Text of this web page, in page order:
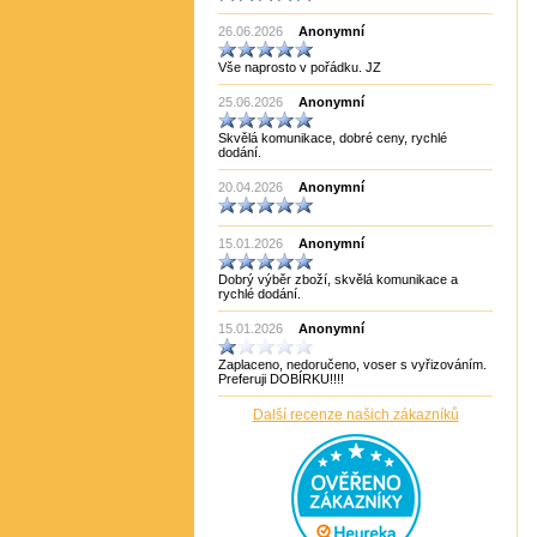
Made in India CHOPRA
Made in Taiwan
Manopoulos
MF3
mf8
MoYu
Německo
Německo Bartl
Německo HCM
New Pelikan
Old Pelikan
Out of the blue
Philos
Piatnik
Puzzle Master Kanada
QiYi
RADEMIC
Recent Toys
Robetoy
Robetoy,Bartl
Rubiks
Rumunsko
ShengShou)
Sonic Games
Speedstack USA
26.06.2026 Anonymní
Vše naprosto v pořádku. JZ
25.06.2026 Anonymní
Skvělá komunikace, dobré ceny, rychlé
dodání.
20.04.2026 Anonymní
15.01.2026 Anonymní
Dobrý výběr zboží, skvělá komunikace a
rychlé dodání.
15.01.2026 Anonymní
Zaplaceno, nedoručeno, voser s vyřizováním.
Preferuji DOBÍRKU!!!!
Další recenze našich zákazníků